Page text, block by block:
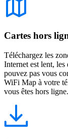
Cartes hors
Téléchargez les
Internet est lent, les
pouvez pas vous
WiFi Map à votre
vous êtes hors ligne.